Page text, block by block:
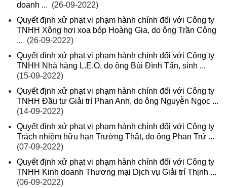
doanh ... (26-09-2022)
Quyết định xử phạt vi phạm hành chính đối với Công ty
TNHH Xông hơi xoa bóp Hoàng Gia, do ông Trần Công
... (26-09-2022)
Quyết định xử phạt vi phạm hành chính đối với Công ty
TNHH Nhà hàng L.E.O, do ông Bùi Đình Tấn, sinh ...
(15-09-2022)
Quyết định xử phạt vi phạm hành chính đối với Công ty
TNHH Đầu tư Giải trí Phan Anh, do ông Nguyễn Ngọc ...
(14-09-2022)
Quyết định xử phạt vi phạm hành chính đối với Công ty
Trách nhiệm hữu hạn Trường Thật, do ông Phan Trứ ...
(07-09-2022)
Quyết định xử phạt vi phạm hành chính đối với Công ty
TNHH Kinh doanh Thương mại Dịch vụ Giải trí Thịnh ...
(06-09-2022)